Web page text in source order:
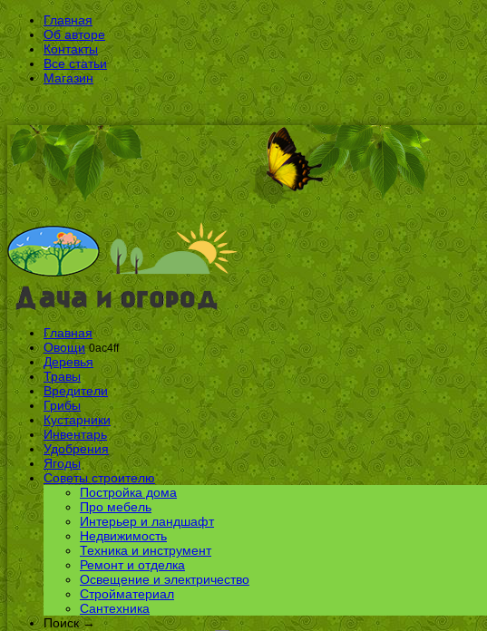
Главная
Об авторе
Контакты
Все статьи
Магазин
Главная
Овощи 0ac4ff
Деревья
Травы
Вредители
Грибы
Кустарники
Инвентарь
Удобрения
Ягоды
Советы строителю
Постройка дома
Про мебель
Интерьер и ландшафт
Недвижимость
Техника и инструмент
Ремонт и отделка
Освещение и электричество
Стройматериал
Сантехника
Поиск →